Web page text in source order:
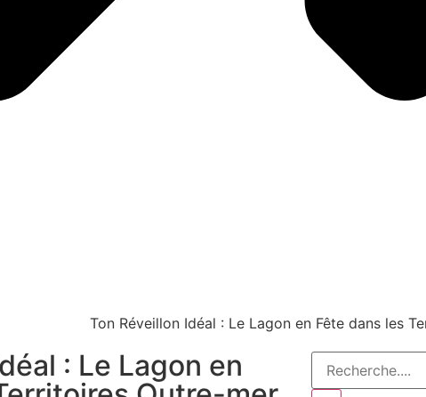
Ton Réveillon Idéal : Le Lagon en Fête dans les
: Le Lagon en